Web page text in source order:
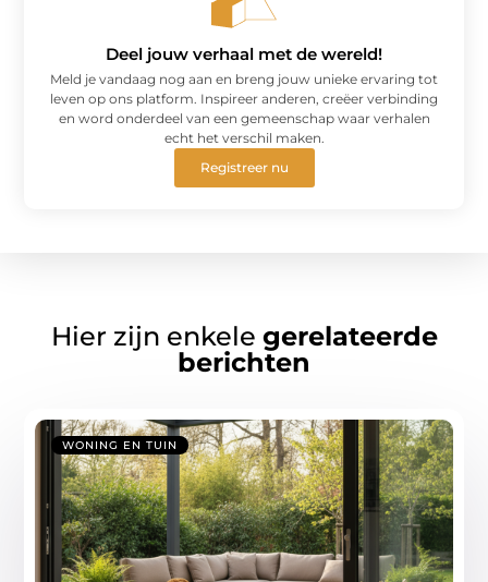
Deel jouw verhaal met de wereld!
Meld je vandaag nog aan en breng jouw unieke ervaring tot
leven op ons platform. Inspireer anderen, creëer verbinding
en word onderdeel van een gemeenschap waar verhalen
echt het verschil maken.
Registreer nu
Hier zijn enkele gerelateerde
berichten
WONING EN TUIN